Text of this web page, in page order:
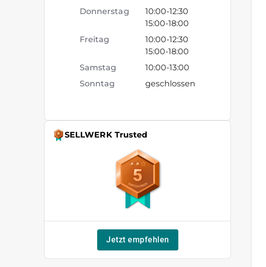
Donnerstag
10:00-12:30
15:00-18:00
Freitag
10:00-12:30
15:00-18:00
Samstag
10:00-13:00
Sonntag
geschlossen
SELLWERK Trusted
5
Jetzt empfehlen